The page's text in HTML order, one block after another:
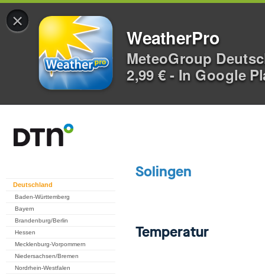
×
WeatherPro
MeteoGroup
2,99 € - In Google
Deutschland
Baden-Württemberg
Bayern
Brandenburg/Berlin
Hessen
Mecklenburg-Vorpommern
Niedersachsen/Bremen
Nordrhein-Westfalen